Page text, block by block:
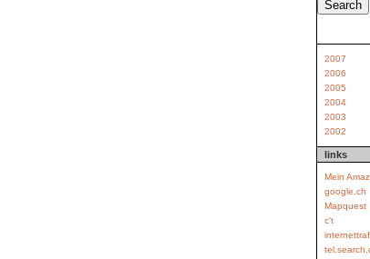
2007
2006
2005
2004
2003
2002
links
Mein
google.ch
Mapquest
c't